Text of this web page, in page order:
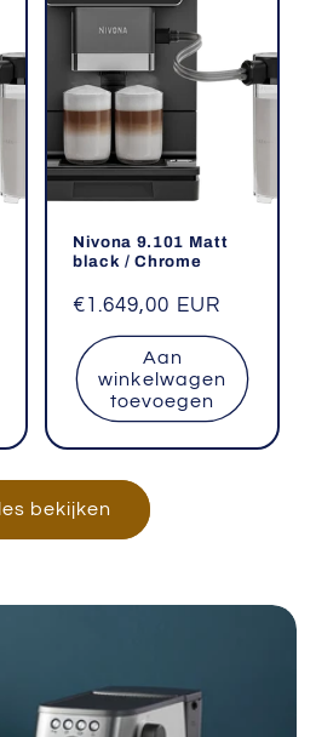
Nivona 9.101 Matt
black / Chrome
Normale
prijs
€1.649,00 EUR
Aan
winkelwagen
toevoegen
bekijken